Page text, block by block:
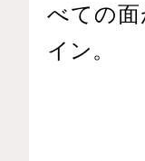
べての
イン。